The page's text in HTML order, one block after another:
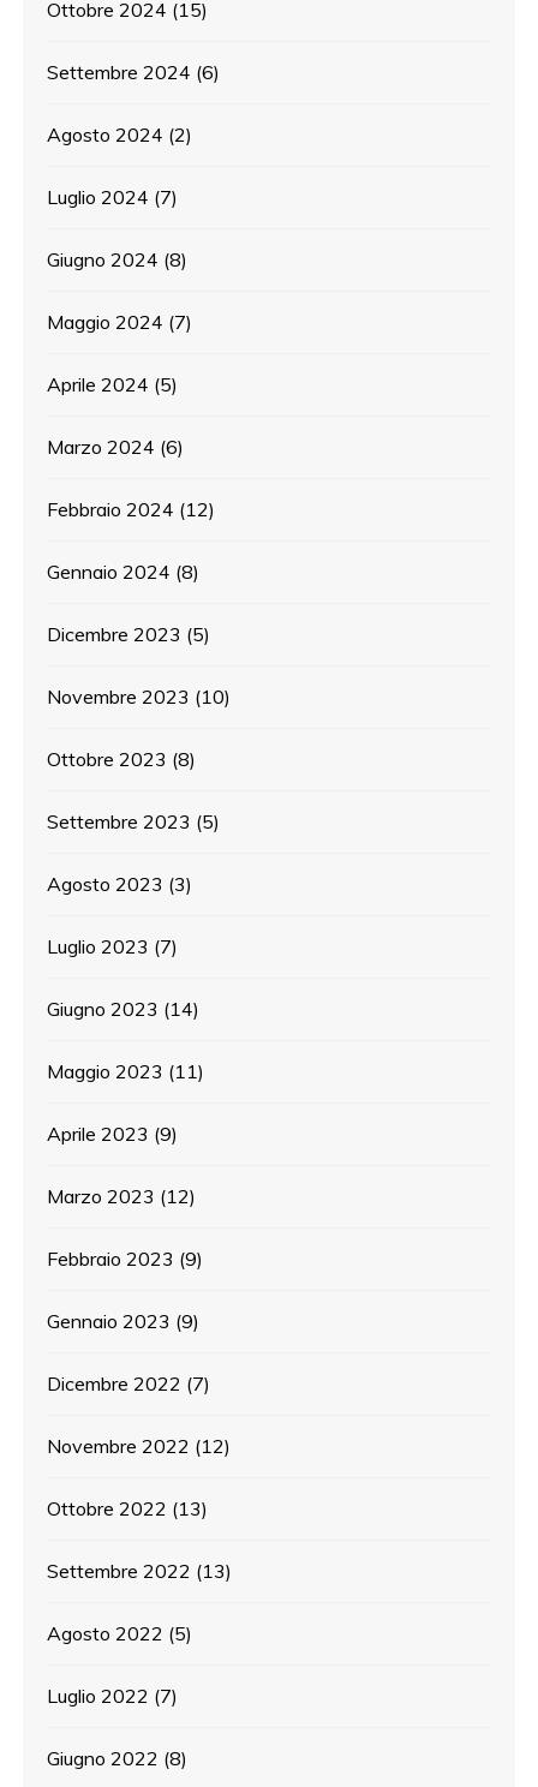
Ottobre 2024 (15)
Settembre 2024 (6)
Agosto 2024 (2)
Luglio 2024 (7)
Giugno 2024 (8)
Maggio 2024 (7)
Aprile 2024 (5)
Marzo 2024 (6)
Febbraio 2024 (12)
Gennaio 2024 (8)
Dicembre 2023 (5)
Novembre 2023 (10)
Ottobre 2023 (8)
Settembre 2023 (5)
Agosto 2023 (3)
Luglio 2023 (7)
Giugno 2023 (14)
Maggio 2023 (11)
Aprile 2023 (9)
Marzo 2023 (12)
Febbraio 2023 (9)
Gennaio 2023 (9)
Dicembre 2022 (7)
Novembre 2022 (12)
Ottobre 2022 (13)
Settembre 2022 (13)
Agosto 2022 (5)
Luglio 2022 (7)
Giugno 2022 (8)